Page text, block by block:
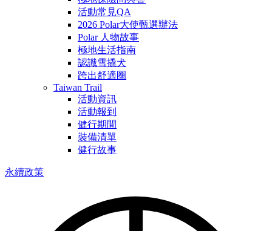
活動常見QA
2026 Polar大使甄選辦法
Polar 人物故事
極地生活指南
認識雪撬犬
跨出舒適圈
Taiwan Trail
活動資訊
活動報到
健行期間
裝備清單
健行故事
永續政策